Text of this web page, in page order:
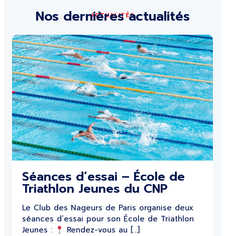
ACTUALITÉS
Nos dernières actualités
Séances d’essai – École de
Triathlon Jeunes du CNP
Le Club des Nageurs de Paris organise deux
séances d’essai pour son École de Triathlon
Jeunes :
Rendez-vous au […]